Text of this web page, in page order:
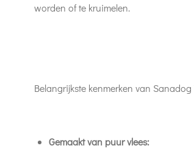
worden of te kruimelen.
Belangrijkste kenmerken van
Gemaakt van puur vlees: